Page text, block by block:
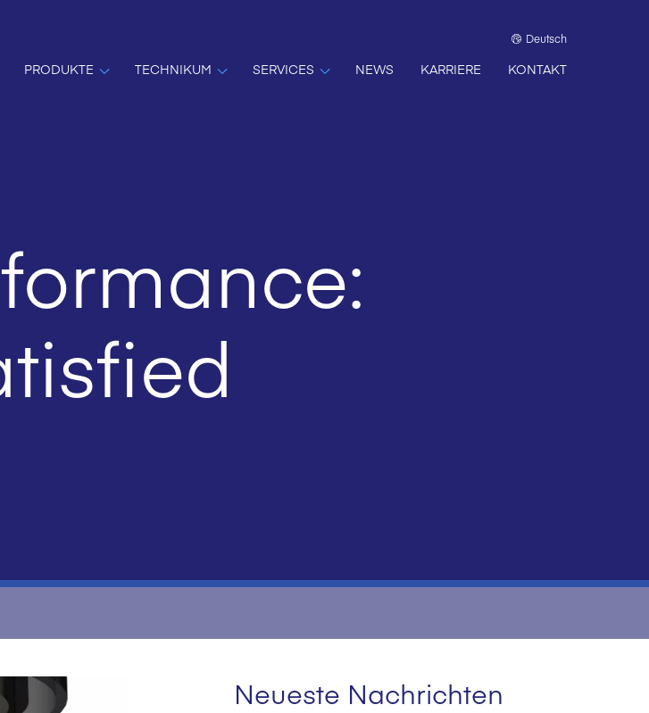
Deutsch
PRODUKTE TECHNIKUM SERVICES NEWS KARRIERE KONTAKT
Neueste Nachrichten